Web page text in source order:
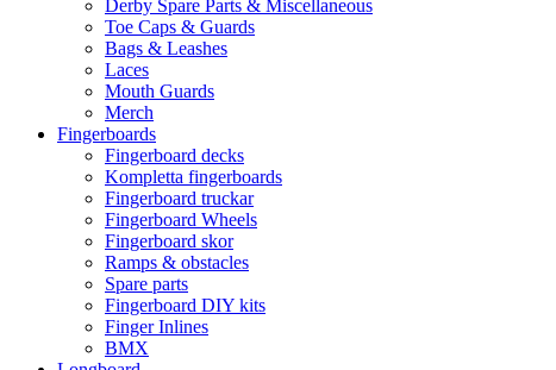
Derby Spare Parts & Miscellaneous
Toe Caps & Guards
Bags & Leashes
Laces
Mouth Guards
Merch
Fingerboards
Fingerboard decks
Kompletta fingerboards
Fingerboard truckar
Fingerboard Wheels
Fingerboard skor
Ramps & obstacles
Spare parts
Fingerboard DIY kits
Finger Inlines
BMX